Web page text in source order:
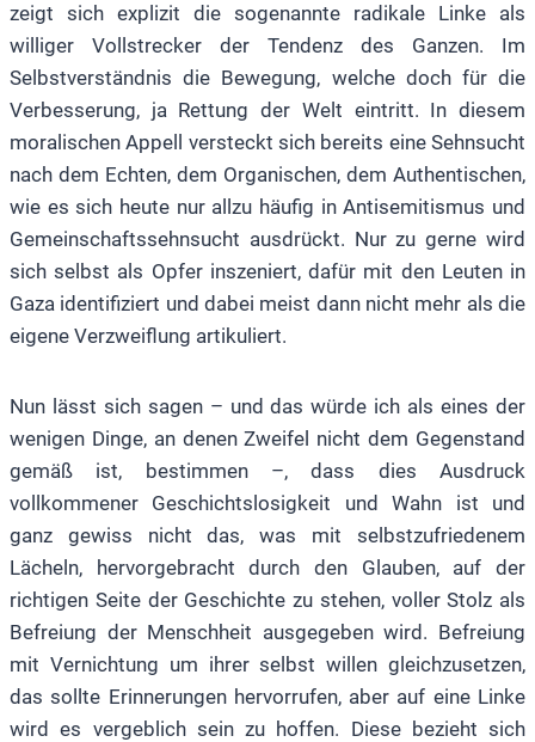
zeigt sich explizit die sogenannte radikale Linke als
williger Vollstrecker der Tendenz des Ganzen. Im
Selbstverständnis die Bewegung, welche doch für die
Verbesserung, ja Rettung der Welt eintritt. In diesem
moralischen Appell versteckt sich bereits eine Sehnsucht
nach dem Echten, dem Organischen, dem Authentischen,
wie es sich heute nur allzu häufig in Antisemitismus und
Gemeinschaftssehnsucht ausdrückt. Nur zu gerne wird
sich selbst als Opfer inszeniert, dafür mit den Leuten in
Gaza identifiziert und dabei meist dann nicht mehr als die
eigene Verzweiflung artikuliert.
Nun lässt sich sagen – und das würde ich als eines der
wenigen Dinge, an denen Zweifel nicht dem Gegenstand
gemäß ist, bestimmen –, dass dies Ausdruck
vollkommener Geschichtslosigkeit und Wahn ist und
ganz gewiss nicht das, was mit selbstzufriedenem
Lächeln, hervorgebracht durch den Glauben, auf der
richtigen Seite der Geschichte zu stehen, voller Stolz als
Befreiung der Menschheit ausgegeben wird. Befreiung
mit Vernichtung um ihrer selbst willen gleichzusetzen,
das sollte Erinnerungen hervorrufen, aber auf eine Linke
wird es vergeblich sein zu hoffen. Diese bezieht sich